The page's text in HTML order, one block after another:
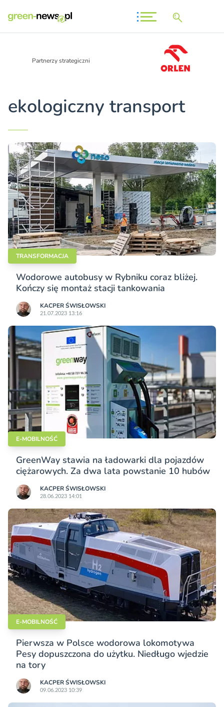
Partnerzy strategiczni
ekologiczny transport
TRANSFORMACJA
Wodorowe autobusy w Rybniku coraz bliżej.
Kończy się montaż stacji tankowania
KACPER ŚWISŁO­WSKI
21.07.2023 13:16
E-MOBILNOŚĆ
GreenWay stawia na ładowarki dla pojazdów
ciężarowych. Za dwa lata powstanie 10 hubów
KACPER ŚWISŁO­WSKI
28.06.2023 14:01
E-MOBILNOŚĆ
Pierwsza w Polsce wodorowa lokomotywa
Pesy dopuszczona do użytku. Niedługo wjedzie
na tory
KACPER ŚWISŁO­WSKI
09.06.2023 10:39